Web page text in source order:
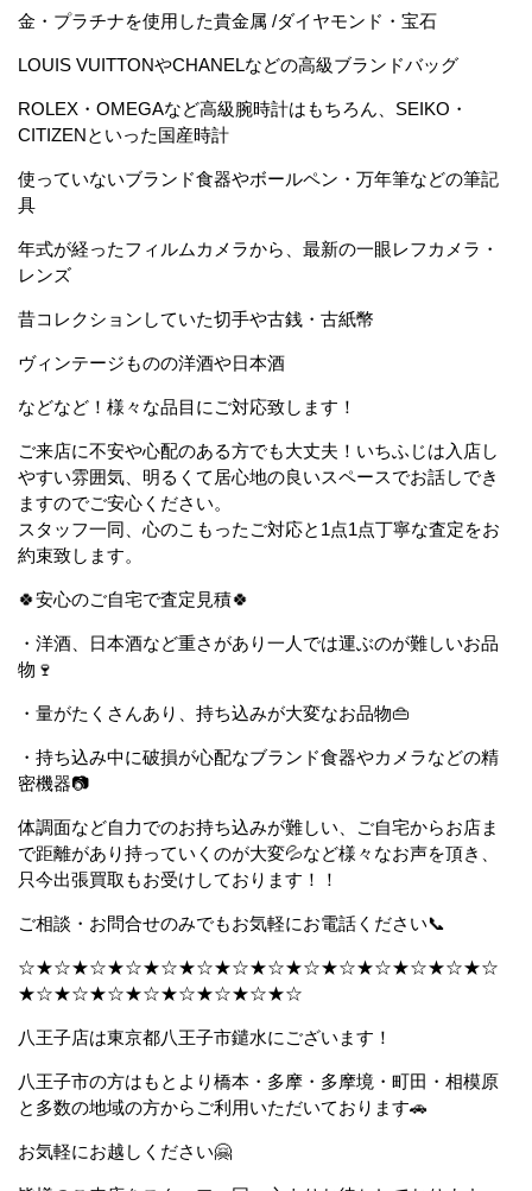
金・プラチナを使用した貴金属 /ダイヤモンド・宝石
LOUIS VUITTONやCHANELなどの高級ブランドバッグ
ROLEX・OMEGAなど高級腕時計はもちろん、SEIKO・
CITIZENといった国産時計
使っていないブランド食器やボールペン・万年筆などの筆記
具
年式が経ったフィルムカメラから、最新の一眼レフカメラ・
レンズ
昔コレクションしていた切手や古銭・古紙幣
ヴィンテージものの洋酒や日本酒
などなど！様々な品目にご対応致します！
ご来店に不安や心配のある方でも大丈夫！いちふじは入店し
やすい雰囲気、明るくて居心地の良いスペースでお話しでき
ますのでご安心ください。
スタッフ一同、心のこもったご対応と1点1点丁寧な査定をお
約束致します。
🍀安心のご自宅で査定見積🍀
・洋酒、日本酒など重さがあり一人では運ぶのが難しいお品
物🍷
・量がたくさんあり、持ち込みが大変なお品物👜
・持ち込み中に破損が心配なブランド食器やカメラなどの精
密機器📷
体調面など自力でのお持ち込みが難しい、ご自宅からお店ま
で距離があり持っていくのが大変💦など様々なお声を頂き、
只今出張買取もお受けしております！！
ご相談・お問合せのみでもお気軽にお電話ください📞
☆★☆★☆★☆★☆★☆★☆★☆★☆★☆★☆★☆★☆★☆
★☆★☆★☆★☆★☆★☆★☆★☆
八王子店は東京都八王子市鑓水にございます！
八王子市の方はもとより橋本・多摩・多摩境・町田・相模原
と多数の地域の方からご利用いただいております🚗
お気軽にお越しください🤗